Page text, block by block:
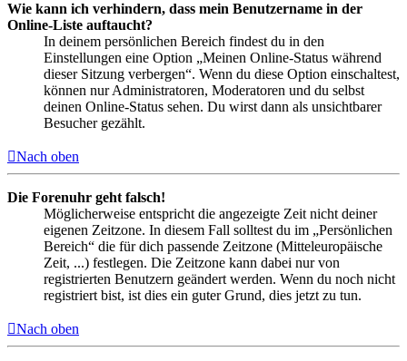
Wie kann ich verhindern, dass mein Benutzername in der
Online-Liste auftaucht?
In deinem persönlichen Bereich findest du in den
Einstellungen eine Option „Meinen Online-Status während
dieser Sitzung verbergen“. Wenn du diese Option einschaltest,
können nur Administratoren, Moderatoren und du selbst
deinen Online-Status sehen. Du wirst dann als unsichtbarer
Besucher gezählt.
Nach oben
Die Forenuhr geht falsch!
Möglicherweise entspricht die angezeigte Zeit nicht deiner
eigenen Zeitzone. In diesem Fall solltest du im „Persönlichen
Bereich“ die für dich passende Zeitzone (Mitteleuropäische
Zeit, ...) festlegen. Die Zeitzone kann dabei nur von
registrierten Benutzern geändert werden. Wenn du noch nicht
registriert bist, ist dies ein guter Grund, dies jetzt zu tun.
Nach oben